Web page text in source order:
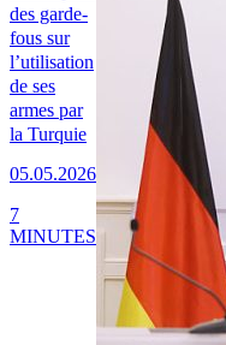
des garde-
fous sur
l’utilisation
de ses
armes par
la Turquie
05.05.2026
7
MINUTES